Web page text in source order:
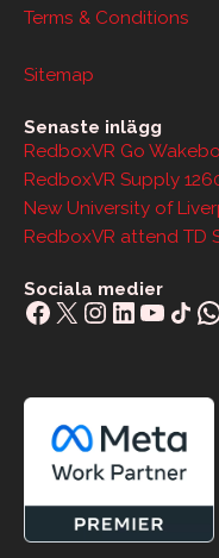
Terms & Conditions
Sitemap
Senaste inlägg
RedboxVR Go
RedboxVR Supply
New University of
RedboxVR attend TD
Sociala medier
Facebook
X Instagram
LinkedIn
Share